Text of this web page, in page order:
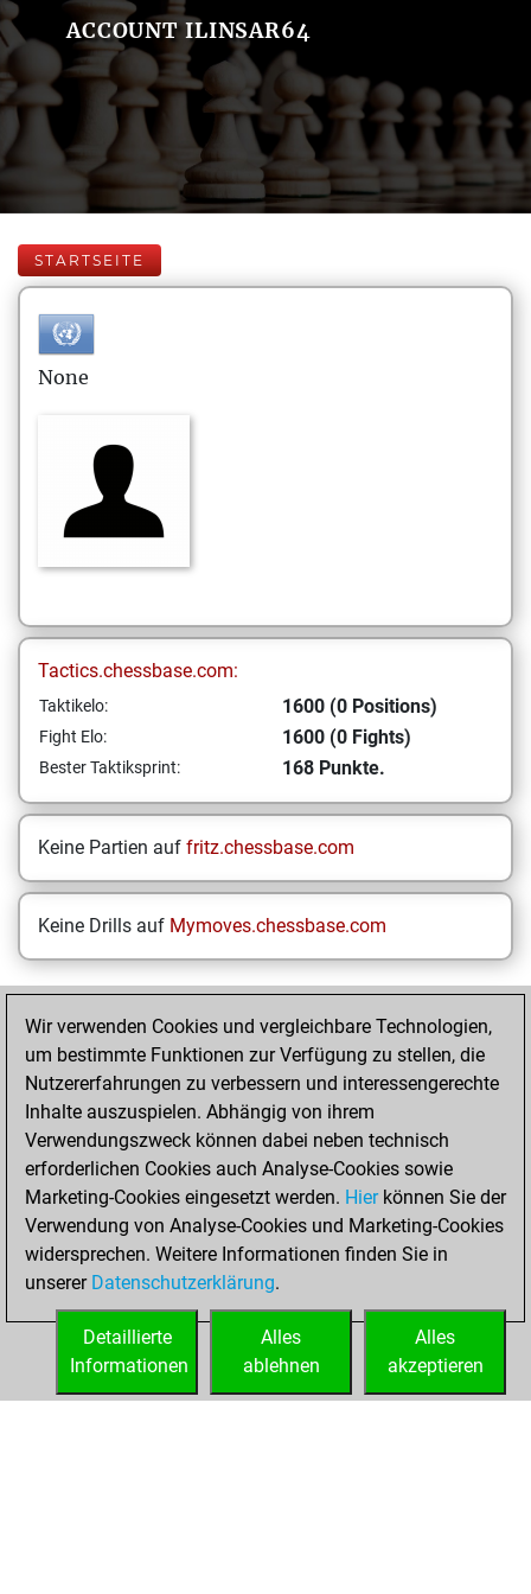
ACCOUNT ILINSAR64
STARTSEITE
None
Tactics.chessbase.com:
Taktikelo: 1600 (0 Positions)
Fight Elo: 1600 (0 Fights)
Bester Taktiksprint: 168 Punkte.
Keine Partien auf fritz.chessbase.com
Keine Drills auf Mymoves.chessbase.com
Your Latest App
Activity
Samstag, April 25,
2026
You had a best
positions
Tactics
Wir verwenden Cookies und vergleichbare Technologien,
um bestimmte Funktionen zur Verfügung zu stellen, die
Nutzererfahrungen zu verbessern und interessengerechte
Inhalte auszuspielen. Abhängig von ihrem
Verwendungszweck können dabei neben technisch
erforderlichen Cookies auch Analyse-Cookies sowie
Marketing-Cookies eingesetzt werden. Hierkönnen Sie der
Verwendung von Analyse-Cookies und Marketing-Cookies
widersprechen. Weitere Informationen finden Sie in
unserer Datenschutzerklärung.
Alles
akzeptieren
Alles
ablehnen
Detaillierte
Informationen